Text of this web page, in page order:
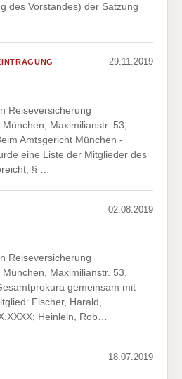
des Vorstandes) der Satzung
29.11.2019
Reiseversicherung
Maximilianstr. 53,
Amtsgericht München -
eine Liste der Mitglieder des
§ …
02.08.2019
Reiseversicherung
Maximilianstr. 53,
gemeinsam mit
Fischer, Harald,
Heinlein, Rob…
18.07.2019